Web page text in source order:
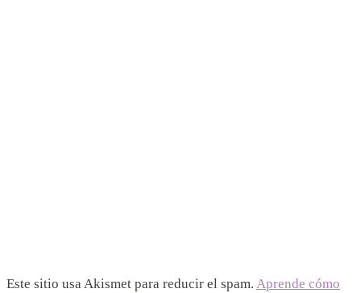
Este sitio usa Akismet para reducir el spam. Aprende cómo